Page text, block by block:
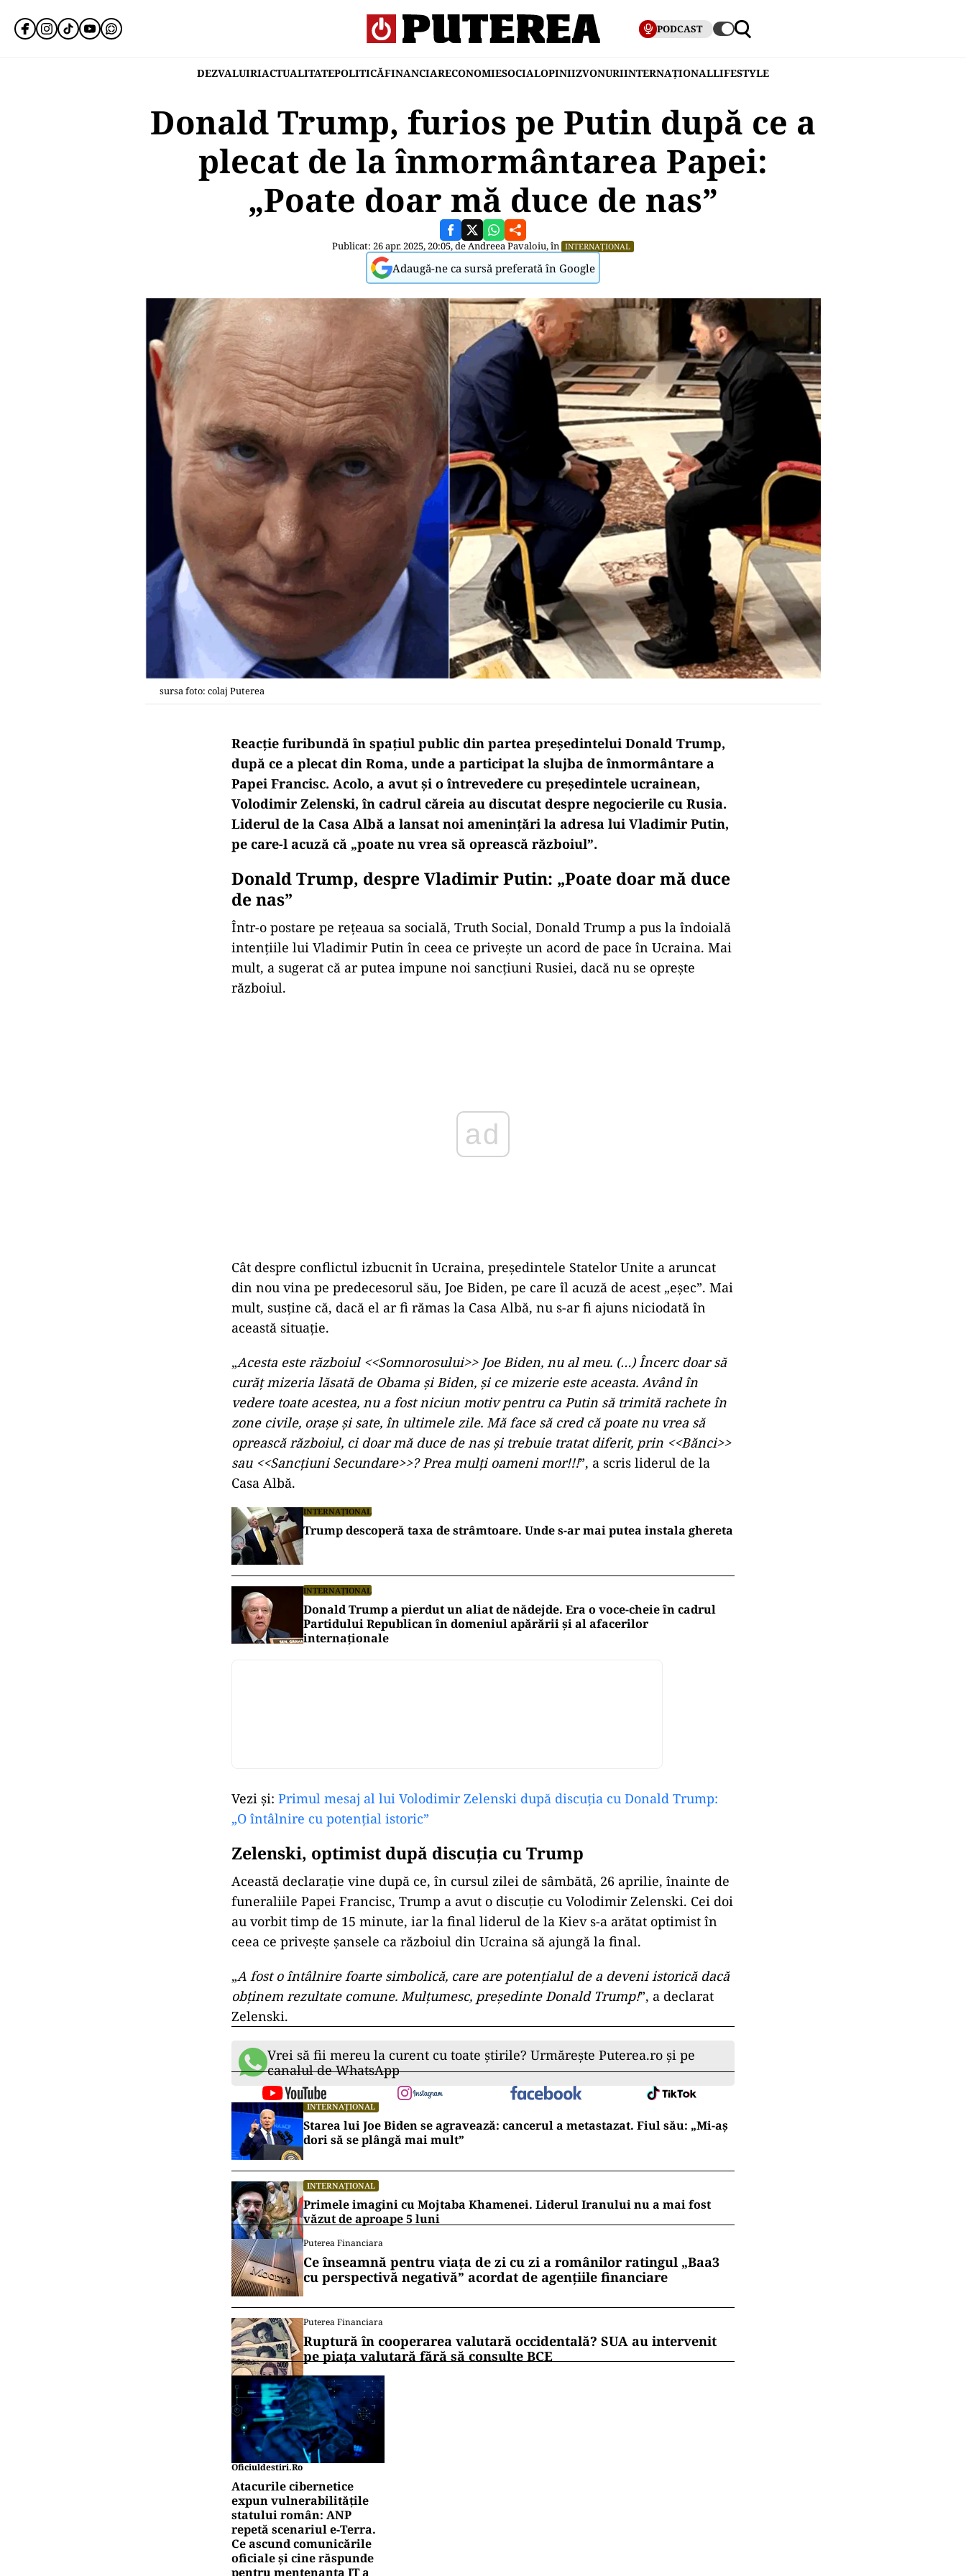
PODCAST
DEZVALUIRIACTUALITATEPOLITICĂFINANCIARECONOMIESOCIALOPINIIZVONURIINTERNAȚIONALLIFESTYLE
Donald Trump, furios pe Putin după ce a
plecat de la înmormântarea Papei:
„Poate doar mă duce de nas”
Publicat: 26 apr. 2025, 20:05, deAndreea Pavaloiu, în INTERNAȚIONAL
Adaugă-ne ca sursă preferată în Google
sursa foto: colaj Puterea
Reacție furibundă în spațiul public din partea președintelui Donald Trump,
după ce a plecat din Roma, unde a participat la slujba de înmormântare a
Papei Francisc. Acolo, a avut și o întrevedere cu președintele ucrainean,
Volodimir Zelenski, în cadrul căreia au discutat despre negocierile cu Rusia.
Liderul de la Casa Albă a lansat noi amenințări la adresa lui Vladimir Putin,
pe care-l acuză că „poate nu vrea să oprească războiul”.
Donald Trump, despre Vladimir Putin: „Poate doar mă duce
de nas”
Într-o postare pe rețeaua sa socială, Truth Social, Donald Trump a pus la îndoială
intențiile lui Vladimir Putin în ceea ce privește un acord de pace în Ucraina. Mai
mult, a sugerat că ar putea impune noi sancțiuni Rusiei, dacă nu se oprește
războiul.
Cât despre conflictul izbucnit în Ucraina, președintele Statelor Unite a aruncat
din nou vina pe predecesorul său, Joe Biden, pe care îl acuză de acest „eșec”. Mai
mult, susține că, dacă el ar fi rămas la Casa Albă, nu s-ar fi ajuns niciodată în
această situație.
„Acesta este războiul <<Somnorosului>> Joe Biden, nu al meu. (…) Încerc doar să
curăț mizeria lăsată de Obama și Biden, și ce mizerie este aceasta. Având în
vedere toate acestea, nu a fost niciun motiv pentru ca Putin să trimită rachete în
zone civile, orașe și sate, în ultimele zile. Mă face să cred că poate nu vrea să
oprească războiul, ci doar mă duce de nas și trebuie tratat diferit, prin <<Bănci>>
sau <<Sancțiuni Secundare>>? Prea mulți oameni mor!!!”, a scris liderul de la
Casa Albă.
INTERNAȚIONAL
Trump descoperă taxa de strâmtoare. Unde s-ar mai putea instala ghereta
INTERNAȚIONAL
Donald Trump a pierdut un aliat de nădejde. Era o voce-cheie în cadrul
Partidului Republican în domeniul apărării și al afacerilor
internaționale
Vezi și: Primul mesaj al lui Volodimir Zelenski după discuția cu Donald Trump:
„O întâlnire cu potențial istoric”
Zelenski, optimist după discuția cu Trump
Această declarație vine după ce, în cursul zilei de sâmbătă, 26 aprilie, înainte de
funeraliile Papei Francisc, Trump a avut o discuție cu Volodimir Zelenski. Cei doi
au vorbit timp de 15 minute, iar la final liderul de la Kiev s-a arătat optimist în
ceea ce privește șansele ca războiul din Ucraina să ajungă la final.
„A fost o întâlnire foarte simbolică, care are potențialul de a deveni istorică dacă
obținem rezultate comune. Mulțumesc, președinte Donald Trump!”, a declarat
Zelenski.
Vrei să fii mereu la curent cu toate știrile? Urmărește Puterea.ro și pe
canalul de WhatsApp
INTERNAȚIONAL
Starea lui Joe Biden se agravează: cancerul a metastazat. Fiul său: „Mi-aș
dori să se plângă mai mult”
INTERNAȚIONAL
Primele imagini cu Mojtaba Khamenei. Liderul Iranului nu a mai fost
văzut de aproape 5 luni
Puterea Financiara
Ce înseamnă pentru viața de zi cu zi a românilor ratingul „Baa3
cu perspectivă negativă” acordat de agențiile financiare
Puterea Financiara
Ruptură în cooperarea valutară occidentală? SUA au intervenit
pe piața valutară fără să consulte BCE
Oficiuldestiri.ro
Atacurile cibernetice
expun vulnerabilitățile
statului român: ANP
repetă scenariul e‑Terra.
Ce ascund comunicările
oficiale și cine răspunde
pentru mentenanța IT a